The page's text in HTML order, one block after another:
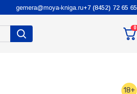
gemera@moya-kniga.ru+7 (8452) 72 65 65
0
18+